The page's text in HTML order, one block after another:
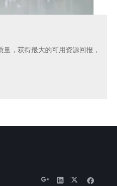
，获得最大的可用资源回报，